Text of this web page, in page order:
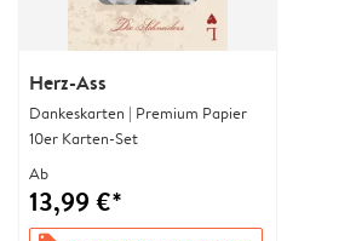
Herz-Ass
Dankeskarten | Premium Papier
10er Karten-Set
Ab
13,99 €*